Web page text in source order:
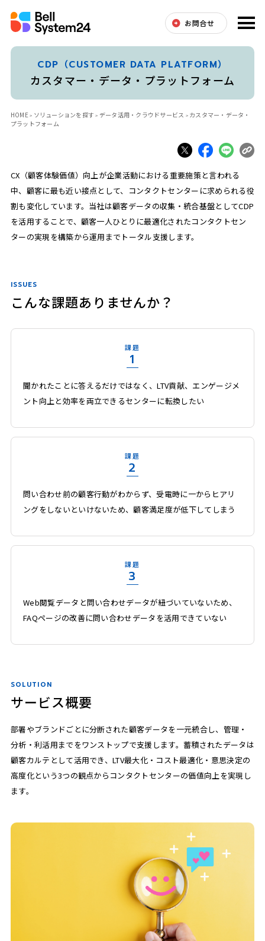
お問合せ
CDP（CUSTOMER DATA PLATFORM）
カスタマー・データ・プラットフォーム
HOME ソリューションを探す データ活用・クラウドサービス
カスタマー・データ・
プラットフォーム
CX（顧客体験価値）向上が企業活動における重要施策と言われる
中、顧客に最も近い接点として、コンタクトセンターに求められる役
割も変化しています。当社は顧客データの収集・統合基盤としてCDP
を活用することで、顧客一人ひとりに最適化されたコンタクトセン
ターの実現を構築から運用までトータル支援します。
ISSUES
こんな課題ありませんか？
課題
1
聞かれたことに答えるだけではなく、LTV貢献、エンゲージメ
ント向上と効率を両立できるセンターに転換したい
課題
2
問い合わせ前の顧客行動がわからず、受電時に一からヒアリ
ングをしないといけないため、顧客満足度が低下してしまう
課題
3
Web閲覧データと問い合わせデータが紐づいていないため、
FAQページの改善に問い合わせデータを活用できていない
SOLUTION
サービス概要
部署やブランドごとに分断された顧客データを一元統合し、管理・
分析・利活用までをワンストップで支援します。蓄積されたデータは
顧客カルテとして活用でき、LTV最大化・コスト最適化・意思決定の
高度化という3つの観点からコンタクトセンターの価値向上を実現し
ます。